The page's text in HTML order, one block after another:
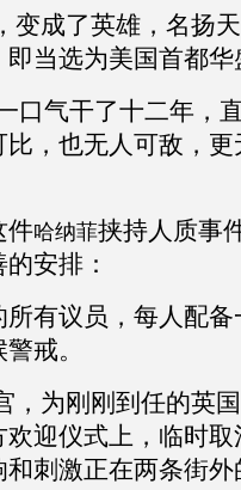
变成了英雄，名扬
当选为美国首都
口气干了十二年，
，也无人可敌，
件哈纳菲挟持人质事
安排：
有议员，每人配
戒。
，为刚刚到任的英
迎仪式上，临时
刺激正在两条街